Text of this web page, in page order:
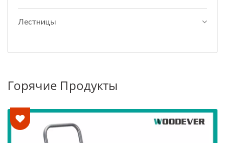
Лестницы
Горячие Продукты